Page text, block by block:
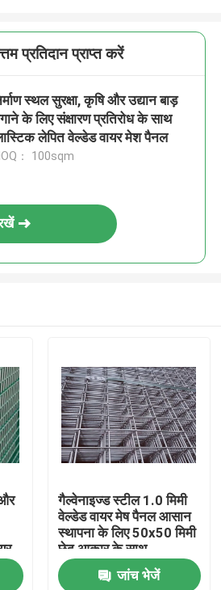
प्रतिदान प्राप्त करें
स्थल सुरक्षा, कृषि और उद्यान बाड़
के लिए संक्षारण प्रतिरोध के साथ
लेपित वेल्डेड वायर मेश पैनल
： 100sqm
गैल्वेनाइज्ड स्टील 1.0 मिमी
वेल्डेड वायर मेष पैनल आसान
स्थापना के लिए 50x50 मिमी
छेद आकार के साथ
जांच भेजें